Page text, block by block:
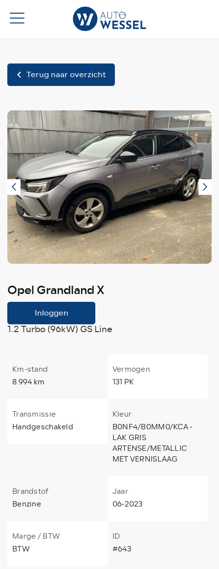
Terug naar overzicht
Opel Grandland X
Inloggen
1.2 Turbo (96kW) GS Line
Km-stand
8.994 km
Vermogen
131 PK
Transmissie
Handgeschakeld
Kleur
B0NF4/B0MM0/KCA -
LAK GRIS
ARTENSE/METALLIC
MET VERNISLAAG
Brandstof
Benzine
Jaar
06-2023
Marge / BTW
BTW
ID
#643